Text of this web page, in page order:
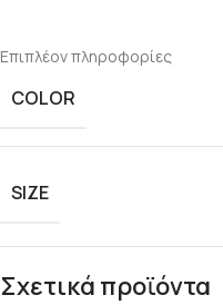
Επιπλέον πληροφορίες
COLOR
SIZE
Σχετικά προϊόντα